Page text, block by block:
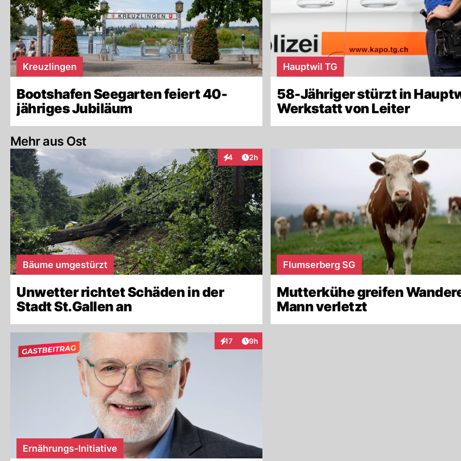
Kreuzlingen
Bootshafen Seegarten feiert 40-
jähriges Jubiläum
Hauptwil TG
58-Jähriger stürzt in
Werkstatt von Leiter
Mehr aus Ost
4
InteraktionenArtikel veröffentlicht:
2h
Bäume umgestürzt
Unwetter richtet Schäden in der
Stadt St.Gallen an
Flumserberg SG
Mutterkühe greifen
Mann verletzt
17
InteraktionenArtikel veröffentlicht:
9h
Ernährungs-Initiative